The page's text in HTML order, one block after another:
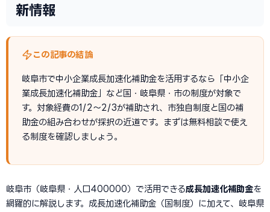
新情報
この記事の結論
岐阜市で中小企業成長加速化補助金を活用するなら「中小企
業成長加速化補助金」など国・岐阜県・市の制度が対象で
す。対象経費の1/2〜2/3が補助され、市独自制度と国の補
助金の組み合わせが採択の近道です。まずは無料相談で使え
る制度を確認しましょう。
岐阜市（岐阜県・人口400000）で活用できる成長加速化補助金を
網羅的に解説します。成長加速化補助金（国制度）に加えて、岐阜県